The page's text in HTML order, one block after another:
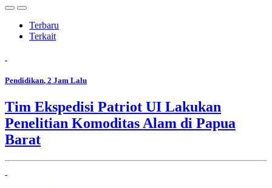
Terbaru
Terkait
Pendidikan, 2 Jam Lalu
Tim Ekspedisi Patriot UI Lakukan
Penelitian Komoditas Alam di Papua
Barat